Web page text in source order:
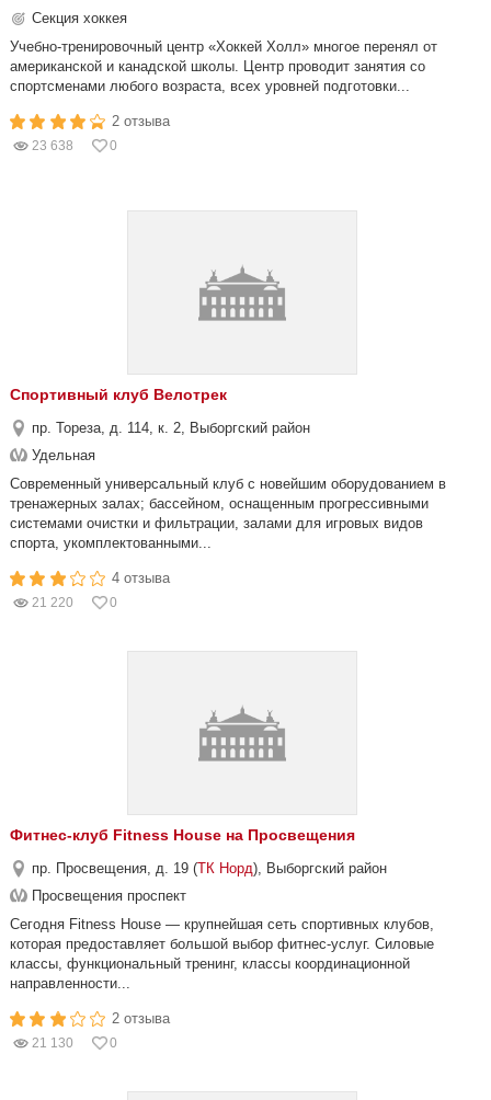
Секция хоккея
Учебно-тренировочный центр «Хоккей Холл» многое перенял от
американской и канадской школы. Центр проводит занятия со
спортсменами любого возраста, всех уровней подготовки...
2 отзыва
23 638 0
Спортивный клуб Велотрек
пр. Тореза, д. 114, к. 2, Выборгский район
Удельная
Современный универсальный клуб с новейшим оборудованием в
тренажерных залах; бассейном, оснащенным прогрессивными
системами очистки и фильтрации, залами для игровых видов
спорта, укомплектованными...
4 отзыва
21 220 0
Фитнес-клуб Fitness House на Просвещения
пр. Просвещения, д. 19 (ТК Норд), Выборгский район
Просвещения проспект
Сегодня Fitness House — крупнейшая сеть спортивных клубов,
которая предоставляет большой выбор фитнес-услуг. Силовые
классы, функциональный тренинг, классы координационной
направленности...
2 отзыва
21 130 0